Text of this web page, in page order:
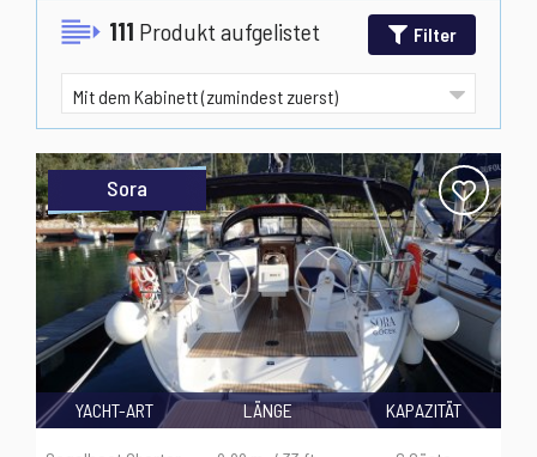
111 Produkt aufgelistet Filter
Sora
YACHT-ART LÄNGE KAPAZITÄT